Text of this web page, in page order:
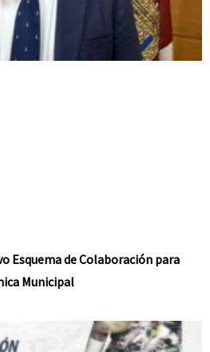
Esquema de Colaboración para
Municipal